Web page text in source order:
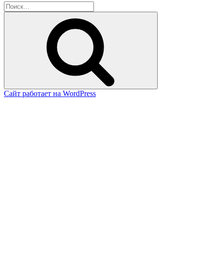
Искать:
Сайт работает на WordPress